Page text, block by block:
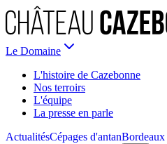
Le Domaine
L'histoire de Cazebonne
Nos terroirs
L'équipe
La presse en parle
ActualitésCépages d'antan